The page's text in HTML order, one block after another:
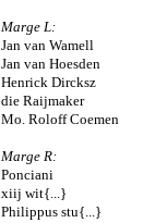
Marge L:
Jan van Wamell
Jan van Hoesden
Henrick Dircksz
die Raijmaker
Mo. Roloff Coemen
Marge R:
Ponciani
xiij wit{...}
Philippus stu{...}